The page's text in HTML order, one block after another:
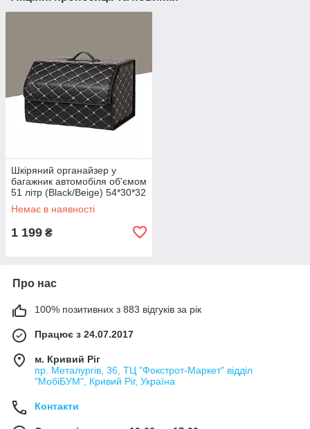
Шкіряний органайзер у
багажник автомобіля об'ємом
51 літр (Black/Beige) 54*30*32
см
Немає в наявності
1 199 ₴
Про нас
100% позитивних з 883 відгуків за рік
Працює з 24.07.2017
м. Кривий Ріг
пр. Металургів, 36, ТЦ "Фокстрот-Маркет" відділ
"МобіБУМ", Кривий Ріг, Україна
Контакти